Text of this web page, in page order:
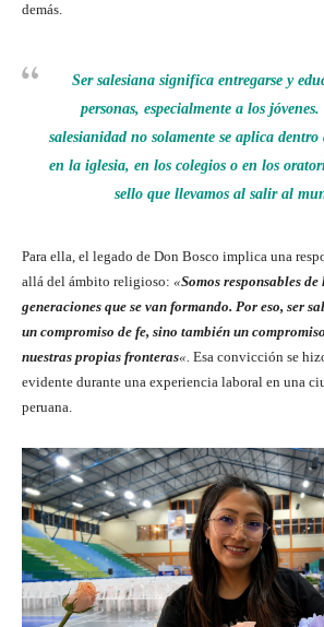
demás.
Ser salesiana significa entregarse y
personas, especialmente a los
salesianidad no solamente se aplica dentro
en la iglesia, en los colegios o en los
sello que llevamos al salir al
Para ella, el legado de Don Bosco implica una
allá del ámbito religioso: «Somos responsables
generaciones que se van formando. Por eso, ser
un compromiso de fe, sino también un
nuestras propias fronteras«. Esa convicción se
evidente durante una experiencia laboral en una
peruana.